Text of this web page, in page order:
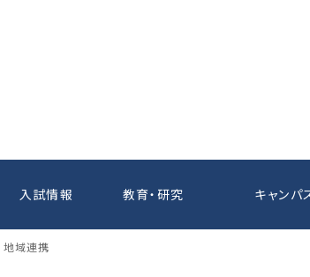
入試情報 教育・研究 キャンパ
域連携